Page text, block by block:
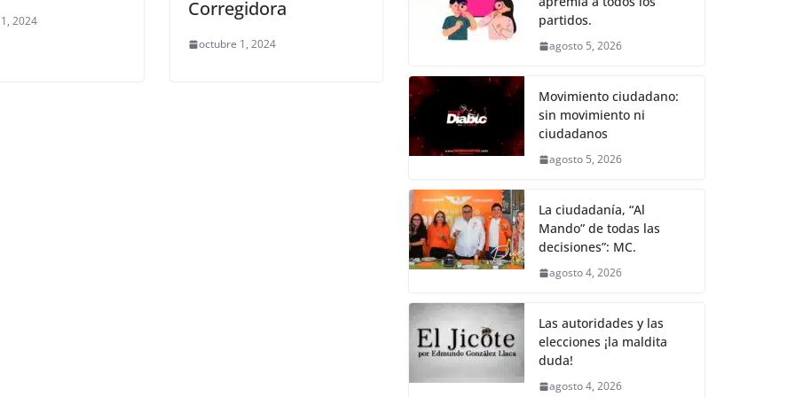
2024
Corregidora
octubre 1, 2024
b
o
o
k
A
p
n
g
a
partidos.
agosto 5, 2026
Movimiento ciudadano:
sin movimiento ni
ciudadanos
agosto 5, 2026
La ciudadanía, “Al
Mando” de todas las
decisiones”: MC.
agosto 4, 2026
Las autoridades y las
elecciones ¡la maldita
duda!
agosto 4, 2026